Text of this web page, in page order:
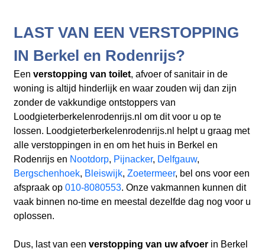
LAST VAN EEN VERSTOPPING
IN Berkel en Rodenrijs?
Een verstopping van toilet, afvoer of sanitair in de
woning is altijd hinderlijk en waar zouden wij dan zijn
zonder de vakkundige ontstoppers van
Loodgieterberkelenrodenrijs.nl om dit voor u op te
lossen. Loodgieterberkelenrodenrijs.nl helpt u graag met
alle verstoppingen in en om het huis in Berkel en
Rodenrijs en Nootdorp, Pijnacker, Delfgauw,
Bergschenhoek, Bleiswijk, Zoetermeer, bel ons voor een
afspraak op 010-8080553. Onze vakmannen kunnen dit
vaak binnen no-time en meestal dezelfde dag nog voor u
oplossen.
Dus, last van een verstopping van uw afvoerin Berkel